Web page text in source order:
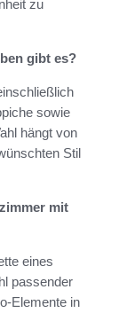
zu
gibt es?
sowie
hängt von
Stil
mit
eines
passender
Elemente in